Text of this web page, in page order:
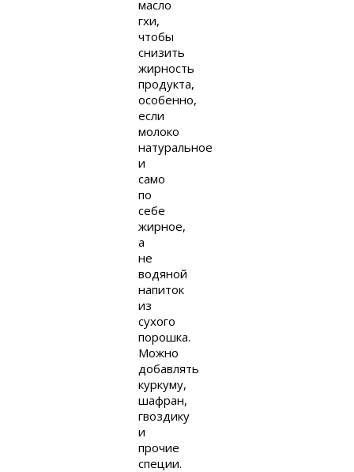
масло
гхи,
чтобы
снизить
жирность
продукта,
особенно,
если
молоко
натуральное
и
само
по
себе
жирное,
а
не
водяной
напиток
из
сухого
порошка.
Можно
добавлять
куркуму,
шафран,
гвоздику
и
прочие
специи.